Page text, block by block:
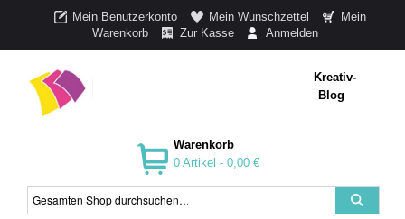
Mein Benutzerkonto Mein Wunschzettel
Mein
Warenkorb
Zur Kasse Anmelden
Kreativ-
Blog
Warenkorb
0 Artikel - 0,00 €